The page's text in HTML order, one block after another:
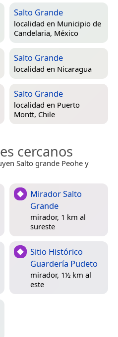
Salto Grande
localidad en Municipio de
Candelaria, México
Salto Grande
localidad en Nicaragua
Salto Grande
localidad en Puerto
Montt, Chile
cercanos
Salto grande Peohe y
Mirador Salto
Grande
mirador, 1 km al
sureste
Sitio Histórico
Guardería Pudeto
mirador, 1½ km al
este